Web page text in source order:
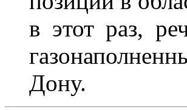
в этот раз,
Дону.